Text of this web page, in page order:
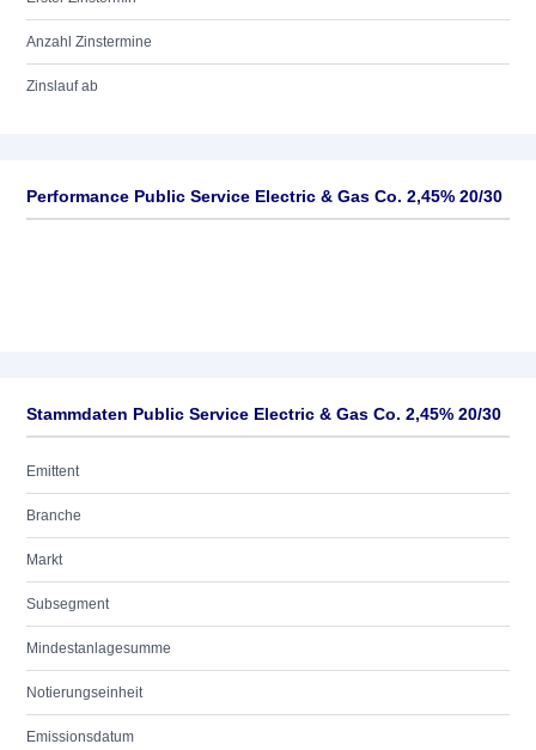
Anzahl Zinstermine
Zinslauf ab
Performance Public Service Electric & Gas Co. 2,45% 20/30
Stammdaten Public Service Electric & Gas Co. 2,45% 20/30
Emittent
Branche
Markt
Subsegment
Mindestanlagesumme
Notierungseinheit
Emissionsdatum